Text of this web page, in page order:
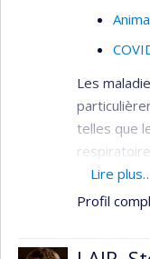
Les
telles que
circovirus
projets de
Lire
Profil